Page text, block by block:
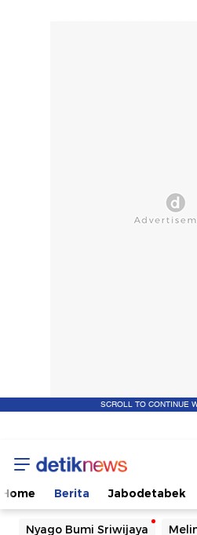
SCROLL TO CONTINUE
Home Berita Jabodetabek
Nyago Bumi Sriwijaya